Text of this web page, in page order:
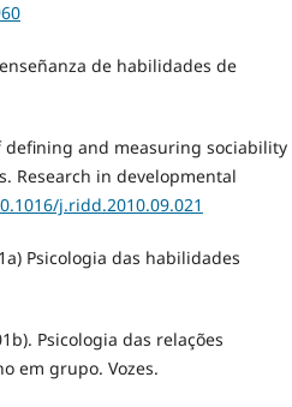
de habilidades de
defining and measuring sociability
Research in developmental
j.ridd.2010.09.021
Psicologia das habilidades
Psicologia das relações
em grupo. Vozes.